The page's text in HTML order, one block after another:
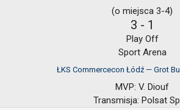
(o miejsca 3-4)
3 - 1
Play Off
Sport Arena
ŁKS Commercecon Łódź — Grot
MVP: V. Diouf
Transmisja: Polsat